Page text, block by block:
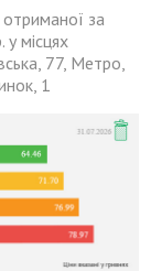
отриманої за
місцях
77, Метро,
1